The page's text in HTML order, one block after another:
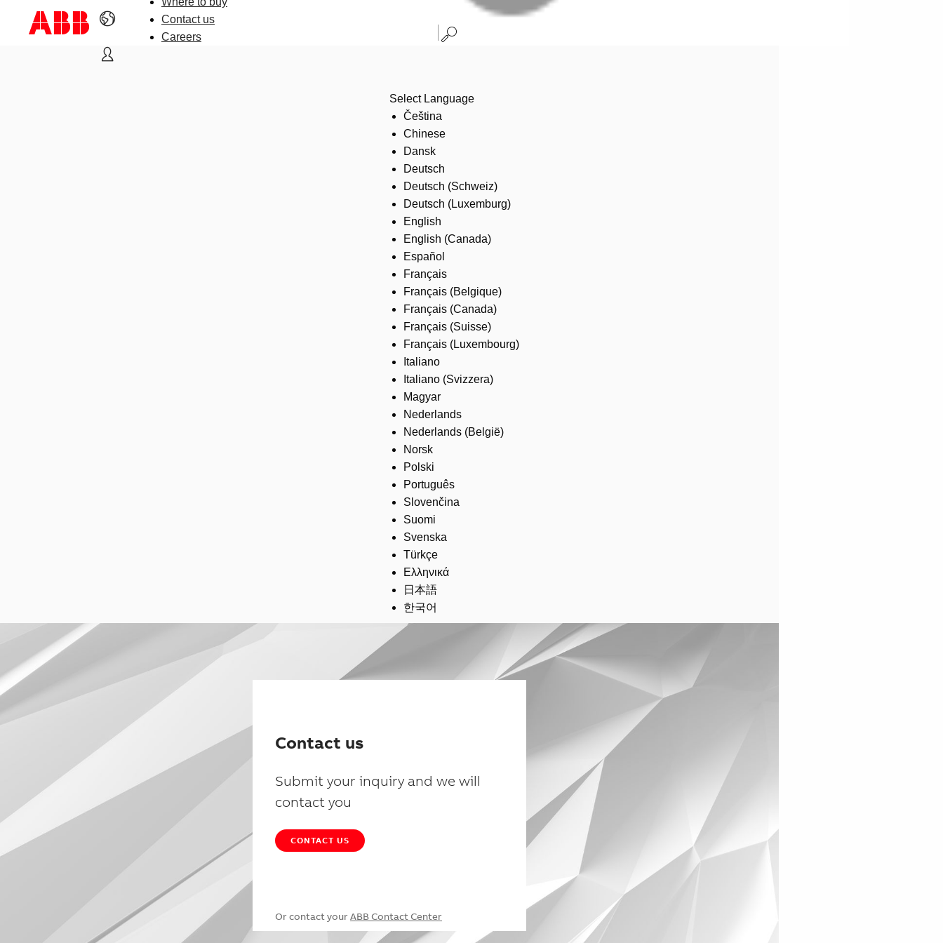
Contact us
Careers
Select Language
Čeština
Chinese
Dansk
Deutsch
Deutsch (Schweiz)
Deutsch (Luxemburg)
English
English (Canada)
Español
Français
Français (Belgique)
Français (Canada)
Français (Suisse)
Français (Luxembourg)
Italiano
Italiano (Svizzera)
Magyar
Nederlands
Nederlands (België)
Norsk
Polski
Português
Slovenčina
Suomi
Svenska
Türkçe
Ελληνικά
日本語
한국어
Contact us
Submit your inquiry and we will
contact you
CONTACT US
Or contact your ABB Contact Center